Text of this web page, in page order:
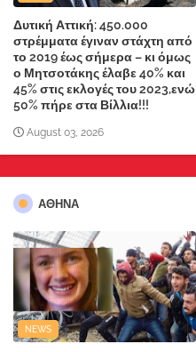
Δυτική Αττική: 450.000
στρέμματα έγιναν στάχτη από
το 2019 έως σήμερα – κι όμως
ο Μητσοτάκης έλαβε 40% και
45% στις εκλογές του 2023,ενώ
50% πήρε στα Βίλλια!!!
August 03, 2026
ΑΘΗΝΑ
NEWS